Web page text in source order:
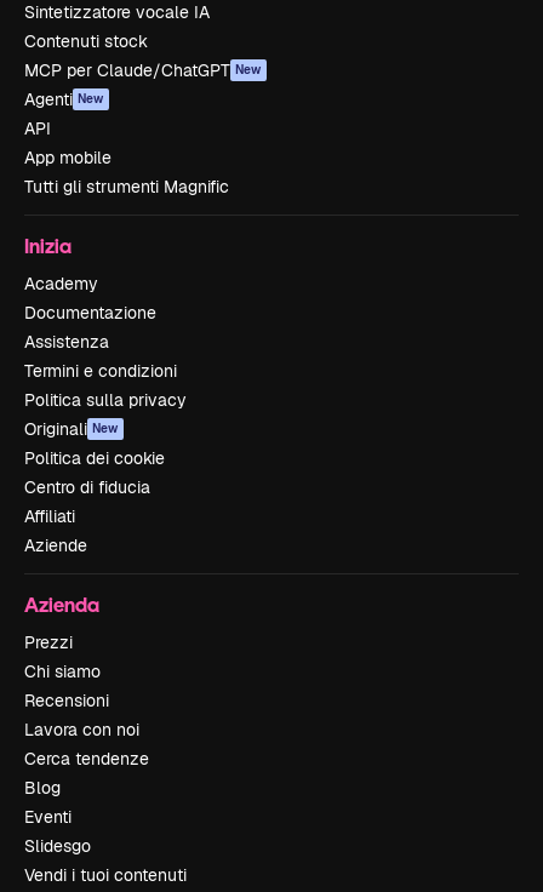
Sintetizzatore vocale IA
Contenuti stock
MCP per Claude/ChatGPT New
Agenti New
API
App mobile
Tutti gli strumenti Magnific
Inizia
Academy
Documentazione
Assistenza
Termini e condizioni
Politica sulla privacy
Originali New
Politica dei cookie
Centro di fiducia
Affiliati
Aziende
Azienda
Prezzi
Chi siamo
Recensioni
Lavora con noi
Cerca tendenze
Blog
Eventi
Slidesgo
Vendi i tuoi contenuti